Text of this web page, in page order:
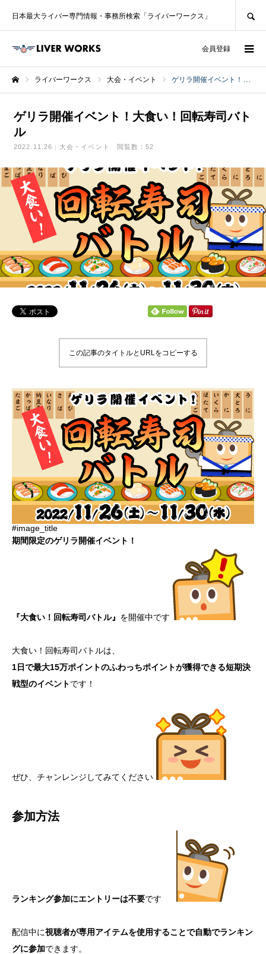
日本最大ライバー専門情報・事務所検索「ライバーワークス」
会員登録
ライバーワークス 大会・イベント ゲリラ開催イベント！大食い！回転寿司バトル
ゲリラ開催イベント！大食い！回転寿司バト
ル
2022.11.26 大会・イベント 閲覧数：52
この記事のタイトルとURLをコピーする
#image_title
期間限定のゲリラ開催イベント！
『大食い！回転寿司バトル』 を開催中です
大食い！回転寿司バトルは、
1日で最大15万ポイントのふわっちポイントが獲得できる短期決
戦型のイベントです！
ぜひ、チャンレンジしてみてください
参加方法
ランキング参加にエントリーは不要です
配信中に視聴者が専用アイテムを使用することで自動でランキン
グに参加できます。